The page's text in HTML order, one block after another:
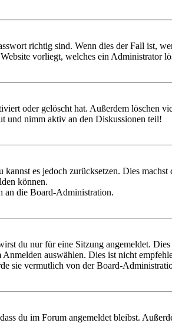
richtig sind. Wenn dies der Fall ist,
vorliegt, welches ein Administrator
oder gelöscht hat. Außerdem löschen
und nimm aktiv an den Diskussionen teil!
es jedoch zurücksetzen. Dies
können.
an die Board-Administration.
du nur für eine Sitzung angemeldet.
auswählen. Dies ist nicht
sie vermutlich von der Board-
du im Forum angemeldet bleibst.